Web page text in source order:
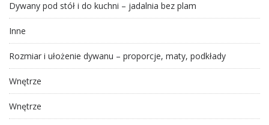
Dywany pod stół i do kuchni – jadalnia bez plam
Inne
Rozmiar i ułożenie dywanu – proporcje, maty, podkłady
Wnętrze
Wnętrze